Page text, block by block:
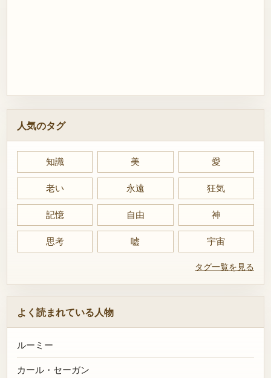
人気のタグ
知識 美 愛
老い 永遠 狂気
記憶 自由 神
思考 嘘 宇宙
タグ一覧を見る
よく読まれている人物
ルーミー
カール・セーガン